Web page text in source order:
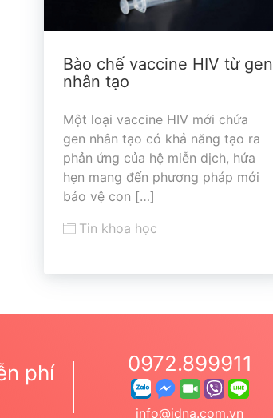
Bào chế vaccine HIV từ gen
nhân tạo
Một loại vaccine HIV mới chứa
gen nhân tạo có khả năng tạo ra
phản ứng của hệ miễn dịch, hứa
hẹn mang đến phương pháp mới
bảo vệ con […]
Tin khoa học
phí 0972.899911
info@idna.com.vn